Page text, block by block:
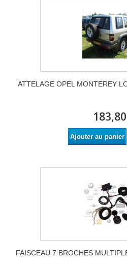
ATTELAGE OPEL MONTEREY
Ajouter au panier
FAISCEAU 7 BROCHES